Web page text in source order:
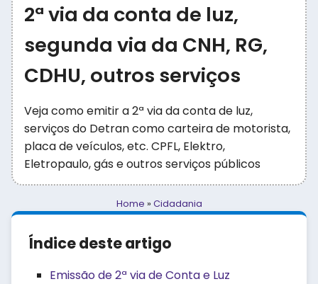
2ª via da conta de luz,
segunda via da CNH, RG,
CDHU, outros serviços
Veja como emitir a 2ª via da conta de luz,
serviços do Detran como carteira de motorista,
placa de veículos, etc. CPFL, Elektro,
Eletropaulo, gás e outros serviços públicos
Home » Cidadania
Índice deste artigo
Emissão de 2ª via de Conta e Luz